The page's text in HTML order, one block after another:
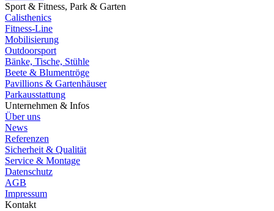
Sport & Fitness, Park & Garten
Calisthenics
Fitness-Line
Mobilisierung
Outdoorsport
Bänke, Tische, Stühle
Beete & Blumentröge
Pavillions & Gartenhäuser
Parkausstattung
Unternehmen & Infos
Über uns
News
Referenzen
Sicherheit & Qualität
Service & Montage
Datenschutz
AGB
Impressum
Kontakt